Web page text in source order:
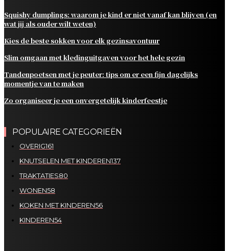
Squishy dumplings: waarom je kind er niet vanaf kan blijven (en
wat jij als ouder wilt weten)
Kies de beste sokken voor elk gezinsavontuur
Slim omgaan met kledinguitgaven voor het hele gezin
Tandenpoetsen met je peuter: tips om er een fijn dagelijks
momentje van te maken
Zo organiseer je een onvergetelijk kinderfeestje
POPULAIRE CATEGORIEËN
OVERIG161
KNUTSELEN MET KINDEREN137
TRAKTATIES80
WONEN58
KOKEN MET KINDEREN56
KINDEREN54